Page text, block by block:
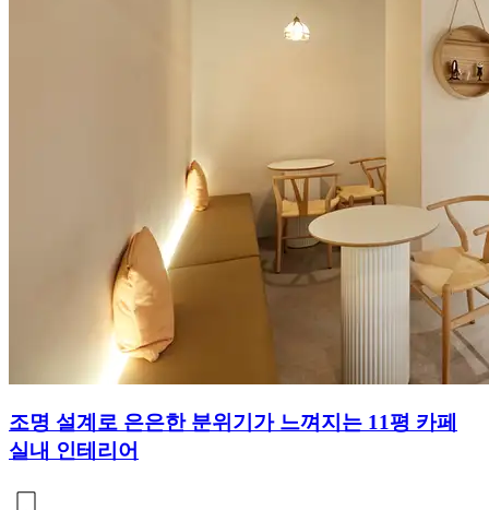
조명 설계로 은은한 분위기가 느껴지는 11평 카페
실내 인테리어